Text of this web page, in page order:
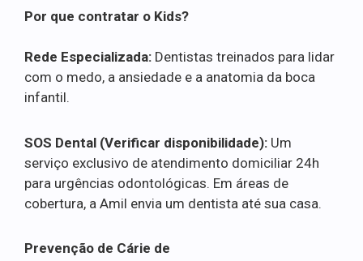
Por que contratar o Kids?
Rede Especializada: Dentistas treinados para lidar
com o medo, a ansiedade e a anatomia da boca
infantil.
SOS Dental (Verificar disponibilidade): Um
serviço exclusivo de atendimento domiciliar 24h
para urgências odontológicas. Em áreas de
cobertura, a Amil envia um dentista até sua casa.
Prevenção de Cárie de